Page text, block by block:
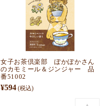
女子お茶倶楽部 ぽかぽかさん
のカモミール＆ジンジャー 品
番51002
¥594 (税込)